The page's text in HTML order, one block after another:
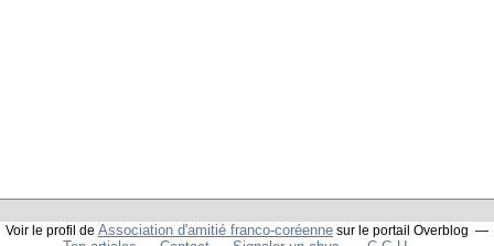
Voir le profil de Association d'amitié franco-coréenne sur le portail Overblog